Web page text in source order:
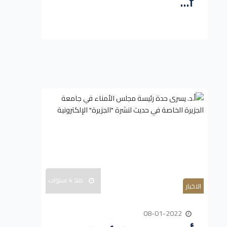
الاخبار منذ 4 سنوات